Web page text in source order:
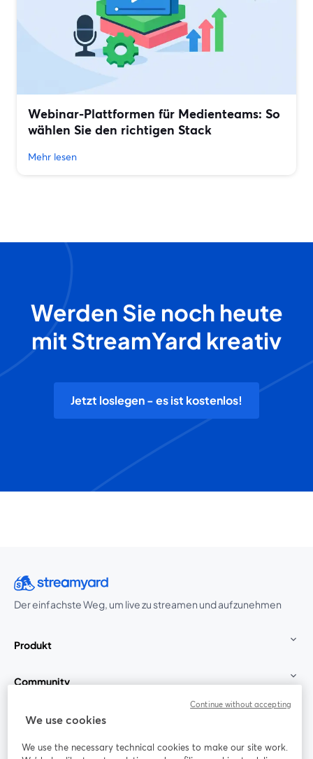
Webinar-Plattformen für Medienteams: So
wählen Sie den richtigen Stack
Mehr lesen
Werden Sie noch heute
mit StreamYard kreativ
Jetzt loslegen - es ist kostenlos!
Der einfachste Weg, um live zu streamen und aufzunehmen
Produkt
Community
StreamYard für
Mitmachen
We use cookies
We use the necessary technical cookies to make our site work.
Continue without accepting